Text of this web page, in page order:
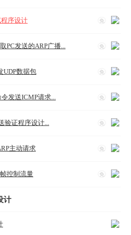
免
程序设计
免
PC发送的ARP广播...
免
UDP数据包
免
令发送ICMP请求...
免
验证程序设计...
免
主动请求
免
控制流量
计